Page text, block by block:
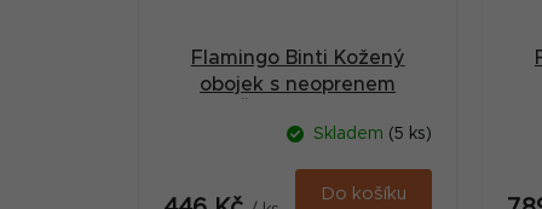
Flamingo Binti Kožený
obojek s neoprenem
Skladem (5 ks)
Do košíku